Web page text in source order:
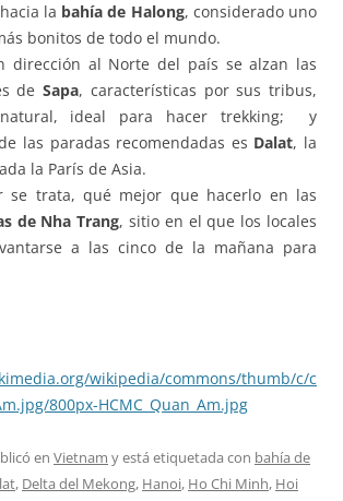
la bahía de Halong, considerado uno
bonitos de todo el mundo.
dirección al Norte del país se alzan las
deSapa, características por sus tribus,
ideal para hacer trekking; y
las paradas recomendadas es Dalat, la
la París de Asia.
se trata, qué mejor que hacerlo en las
de Nha Trang, sitio en el que los locales
a las cinco de la mañana para
wikipedia/commons/thumb/c/c
800px-HCMC_Quan_Am.jpg
en Vietnam y está etiquetada con bahía de
, Delta del Mekong, Hanoi, Ho Chi Minh, Hoi